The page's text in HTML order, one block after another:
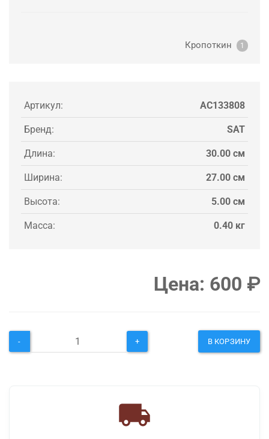
Кропоткин 1
Артикул: AC133808
Бренд: SAT
Длина: 30.00 см
Ширина: 27.00 см
Высота: 5.00 см
Масса: 0.40 кг
Цена: 600 ₽
- + В КОРЗИНУ